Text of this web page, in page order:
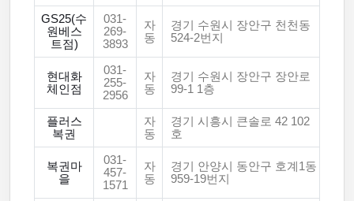
GS25(수
원베스
트점)
031-
269-
3893
자
동
경기 수원시 장안구 천천동
524-2번지
현대화
체인점
031-
255-
2956
자
동
경기 수원시 장안구 장안로
99-1 1층
플러스
복권
자
동
경기 시흥시 큰솔로 42 102
호
복권마
을
031-
457-
1571
자
동
경기 안양시 동안구 호계1동
959-19번지